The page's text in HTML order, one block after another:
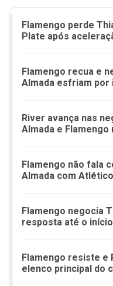
Flamengo perde
Plate após
Flamengo recua e
Almada esfriam por
River avança nas
Almada e
Flamengo não fala
Almada com
Flamengo negocia
resposta até o
Flamengo resiste e
elenco principal do